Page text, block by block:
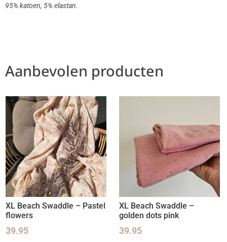
95% katoen, 5% elastan.
Aanbevolen producten
XL Beach Swaddle – Pastel
flowers
39.95
XL Beach Swaddle –
golden dots pink
39.95